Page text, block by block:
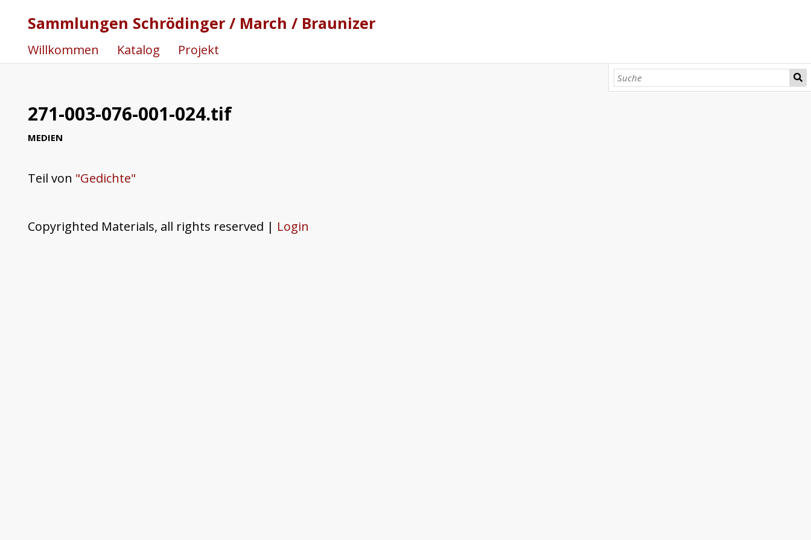
Sammlungen Schrödinger / March / Braunizer
Willkommen Katalog Projekt
271-003-076-001-024.tif
MEDIEN
Teil von "Gedichte"
Copyrighted Materials, all rights reserved | Login